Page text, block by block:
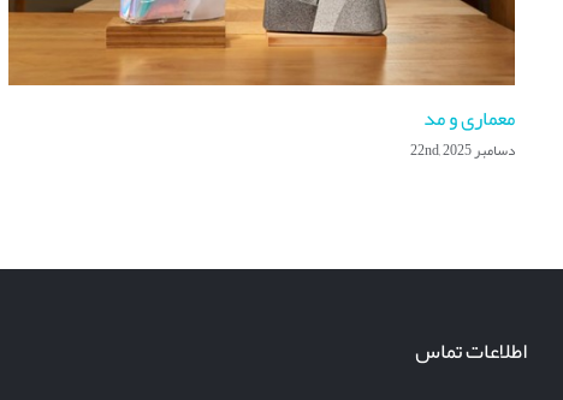
معماری و مد
دسامبر 22nd, 2025
اطلاعات تماس